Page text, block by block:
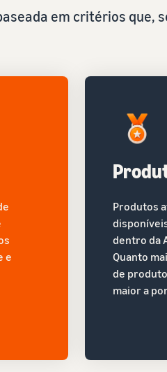
em critérios que,
e
Produtos
dentro da
Quanto
de
maior a